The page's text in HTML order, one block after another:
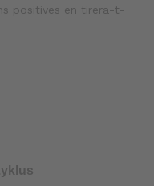
positives en tirera-t-